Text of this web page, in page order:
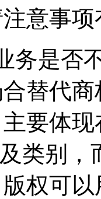
意事
务是否
替代
要体
类别
权可